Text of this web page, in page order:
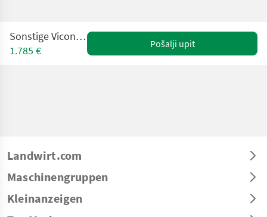
Sonstige Vicon Holzzange
1.785 €
Pošalji upit
Landwirt.com
Maschinengruppen
Kleinanzeigen